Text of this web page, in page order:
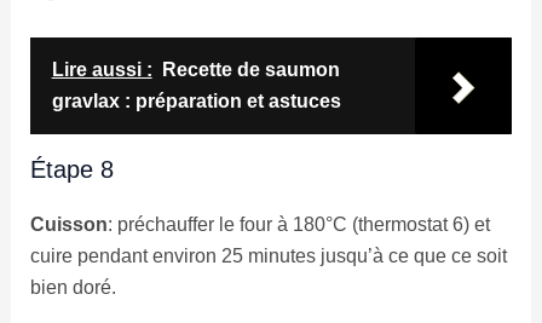
Lire aussi :
Recette de saumon
gravlax : préparation et astuces
Étape 8
Cuisson: préchauffer le four à 180°C (thermostat 6) et
cuire pendant environ 25 minutes jusqu’à ce que ce soit
bien doré.